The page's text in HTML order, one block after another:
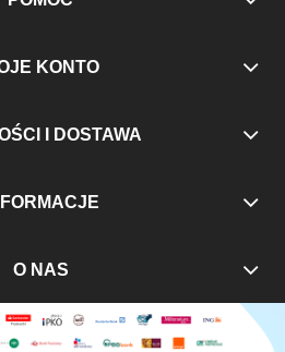
KONTO
I DOSTAWA
O NAS